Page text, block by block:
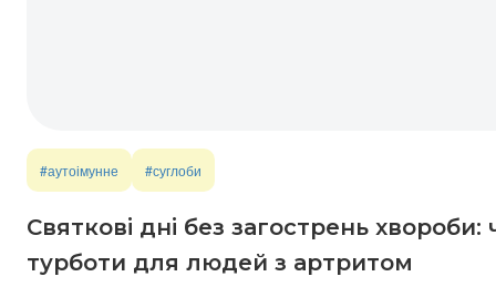
#аутоімунне #суглоби
Святкові дні без загострень хвороби:
турботи для людей з артритом